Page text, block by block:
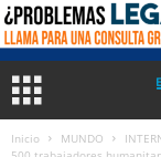
Inicio MUNDO